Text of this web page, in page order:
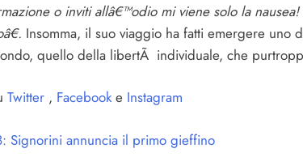
o inviti allâ€™odio mi viene solo la
Insomma, il suo viaggio ha fatti emergere uno
quello della libertÃ individuale, che
Twitter , Facebooke Instagram
Signorini annuncia il primo gieffino